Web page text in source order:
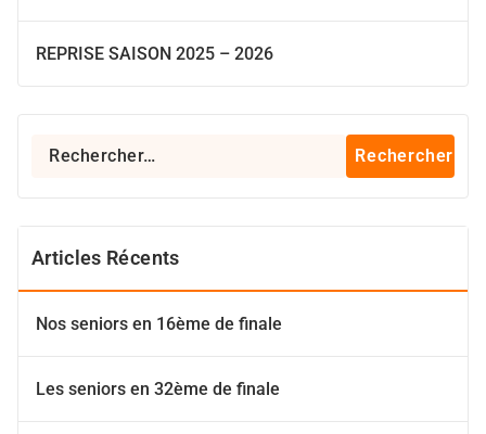
REPRISE SAISON 2025 – 2026
Rechercher :
Articles Récents
Nos seniors en 16ème de finale
Les seniors en 32ème de finale